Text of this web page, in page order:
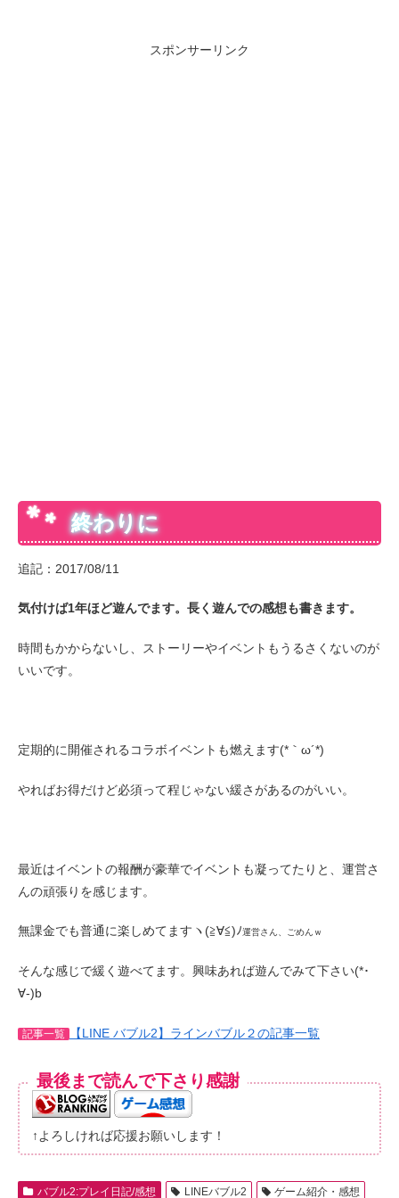
スポンサーリンク
終わりに
追記：2017/08/11
気付けば1年ほど遊んでます。長く遊んでの感想も書きます。
時間もかからないし、ストーリーやイベントもうるさくないのが
いいです。
定期的に開催されるコラボイベントも燃えます(*｀ω´*)
やればお得だけど必須って程じゃない緩さがあるのがいい。
最近はイベントの報酬が豪華でイベントも凝ってたりと、運営さ
んの頑張りを感じます。
無課金でも普通に楽しめてますヽ(≧∀≦)ﾉ運営さん、ごめんｗ
そんな感じで緩く遊べてます。興味あれば遊んでみて下さい(*･
∀-)b
記事一覧 【LINE バブル2】ラインバブル２の記事一覧
最後まで読んで下さり感謝
↑よろしければ応援お願いします！
バブル2:プレイ日記/感想 LINEバブル2 ゲーム紹介・感想